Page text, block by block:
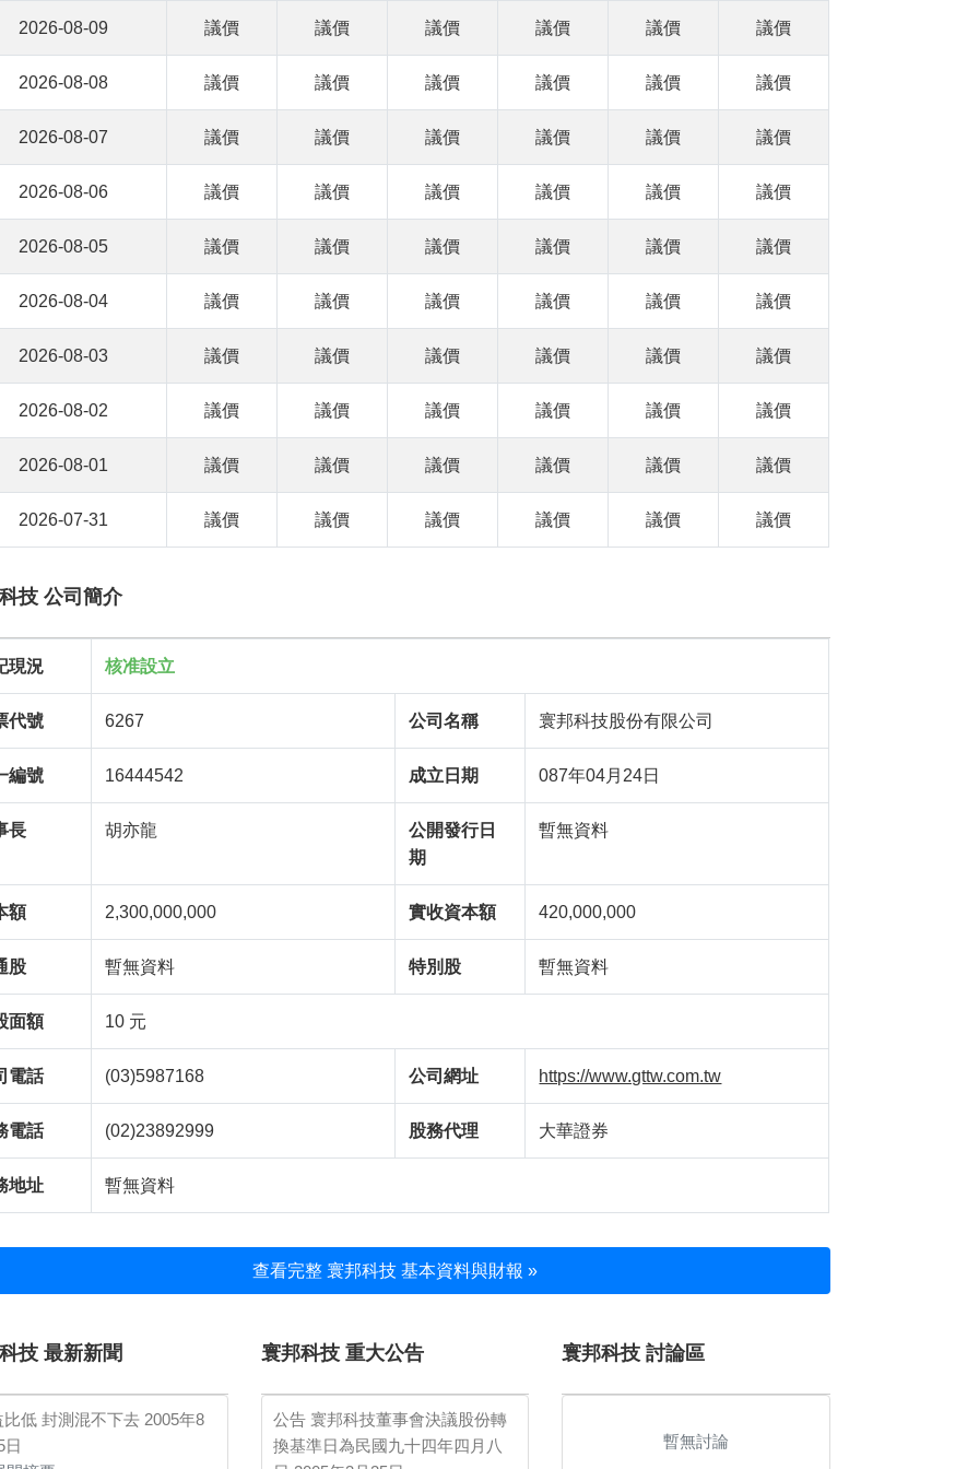
2026-08-09 議價 議價 議價 議價 議價 議價
2026-08-08 議價 議價 議價 議價 議價 議價
2026-08-07 議價 議價 議價 議價 議價 議價
2026-08-06 議價 議價 議價 議價 議價 議價
2026-08-05 議價 議價 議價 議價 議價 議價
2026-08-04 議價 議價 議價 議價 議價 議價
2026-08-03 議價 議價 議價 議價 議價 議價
2026-08-02 議價 議價 議價 議價 議價 議價
2026-08-01 議價 議價 議價 議價 議價 議價
2026-07-31 議價 議價 議價 議價 議價 議價
技 公司簡介
現況 核准設立
代號 6267 公司名稱 寰邦科技股份有限公司
編號 16444542 成立日期 087年04月24日
長 胡亦龍
公開發行日
期
暫無資料
額 2,300,000,000 實收資本額 420,000,000
股 暫無資料 特別股 暫無資料
面額 10 元
電話 (03)5987168 公司網址 https://www.gttw.com.tw
電話 (02)23892999 股務代理 大華證券
地址 暫無資料
查看完整 寰邦科技 基本資料與財報 »
技 最新新聞
比低 封測混不下去 2005年8
日
寰邦科技 重大公告
公告 寰邦科技董事會決議股份轉
換基準日為民國九十四年四月八
寰邦科技 討論區
暫無討論